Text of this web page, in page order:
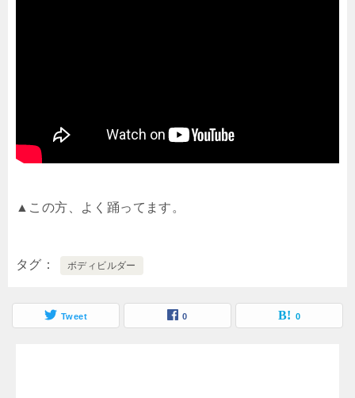
▲この方、よく踊ってます。
タグ ボディビルダー
Tweet 0 0